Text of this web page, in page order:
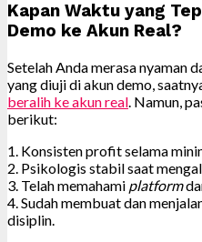
Kapan Waktu yang
Demo ke Akun Real?
Setelah Anda merasa nyaman
yang diuji di akun demo,
beralih ke akun real. Namun,
berikut:
1. Konsisten profit selama
2. Psikologis stabil saat
3. Telah memahami platform
4. Sudah membuat dan
disiplin.